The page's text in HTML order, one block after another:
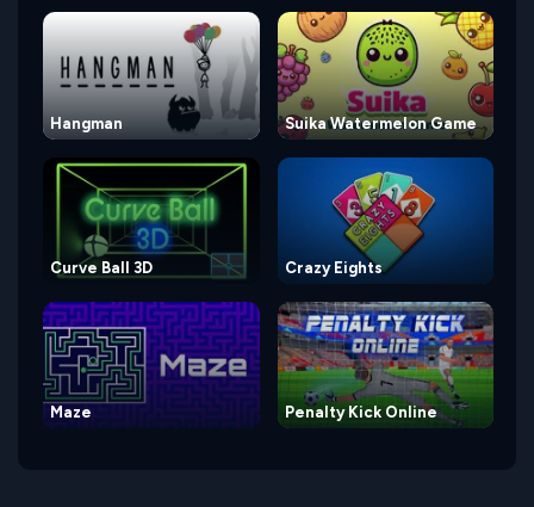
Hangman Suika Watermelon Game
Curve Ball 3D Crazy Eights
Maze Penalty Kick Online